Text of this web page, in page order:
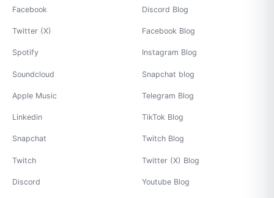
Facebook
Twitter (X)
Spotify
Soundcloud
Apple Music
Linkedin
Snapchat
Twitch
Discord
Discord Blog
Facebook Blog
Instagram Blog
Snapchat blog
Telegram Blog
TikTok Blog
Twitch Blog
Twitter (X) Blog
Youtube Blog